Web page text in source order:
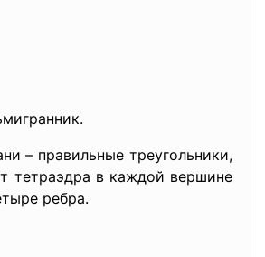
– правильные треугольники,
тетраэдра в каждой вершине
ребра.